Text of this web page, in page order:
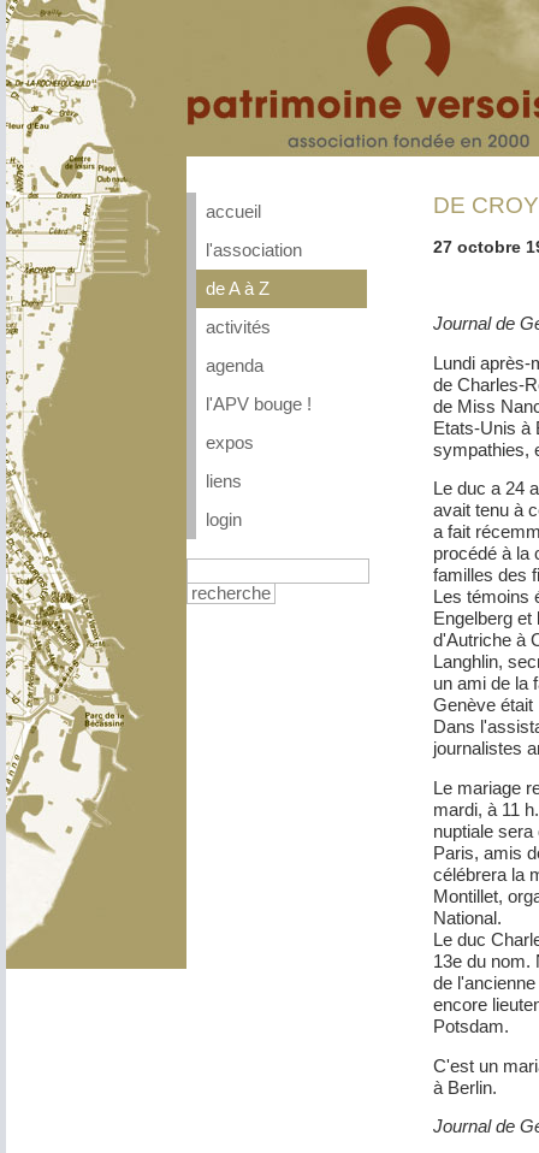
accueil
l'association
de A à Z
activités
agenda
l'APV bouge !
expos
liens
login
recherche
DE
27 octobre
Journal de
Lundi après-
de Charles-
de Miss
Etats-Unis à
sympathies,
Le duc a 24
avait tenu à
a fait
procédé à la
familles des
Les témoins
Engelberg
d'Autriche à
Langhlin,
un ami de la
Genève était
Dans
journalistes
Le mariage
mardi, à 11
nuptiale
Paris, amis
célébrera la
Montillet,
National.
Le duc
13e du nom.
de
encore
Potsdam.
C'est un
à Berlin.
Journal de